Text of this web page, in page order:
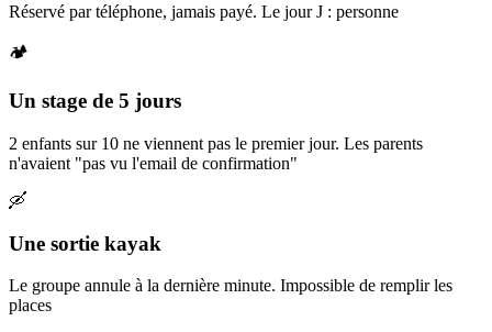
Réservé par téléphone, jamais payé. Le jour J : personne
🏕️
Un stage de 5 jours
2 enfants sur 10 ne viennent pas le premier jour. Les parents
n'avaient "pas vu l'email de confirmation"
🛶
Une sortie kayak
Le groupe annule à la dernière minute. Impossible de remplir les
places